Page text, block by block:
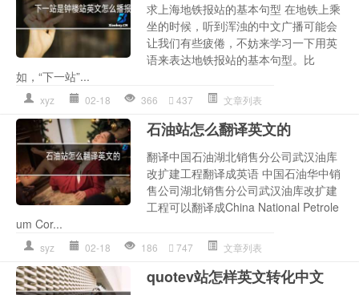
求上海地铁报站的基本句型 在地铁上乘
坐的时候，听到浑浊的中文广播可能会
让我们有些疲倦，不妨来学习一下用英
语来表达地铁报站的基本句型。比
如，“下一站”...
xyz 02-18 366 437 文章列表
石油站怎么翻译英文的
翻译中国石油湖北销售分公司武汉油库
改扩建工程翻译成英语 中国石油华中销
售公司湖北销售分公司武汉油库改扩建
工程可以翻译成China National Petrole
um Cor...
syz 02-18 186 747 文章列表
quotev站怎样英文转化中文